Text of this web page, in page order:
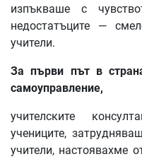
изпъкваше с
недостатъците —
учители.
За първи път в
самоуправление,
учителските
учениците,
учители, настоявахме